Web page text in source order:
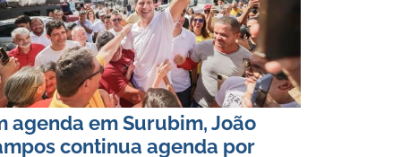
agenda em Surubim, João
continua agenda por